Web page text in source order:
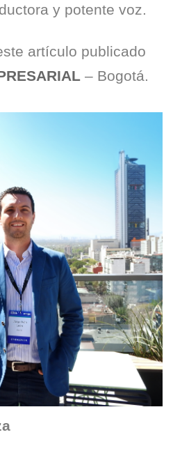
y potente voz.
artículo publicado
– Bogotá.